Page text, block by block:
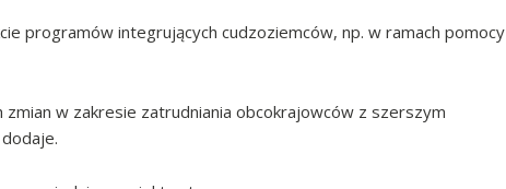
programów integrujących cudzoziemców, np. w ramach pomocy
w zakresie zatrudniania obcokrajowców z szerszym